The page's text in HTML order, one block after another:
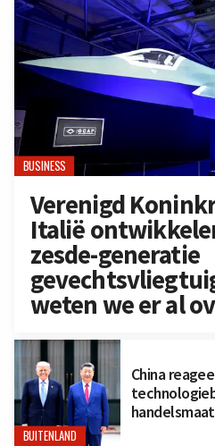
BUSINESS
Verenigd
Italië
zesde-generatie
weten we er al
BUITENLAND
China